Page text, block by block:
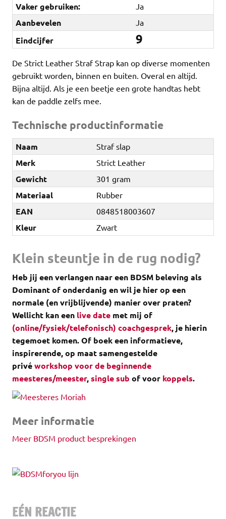
Vaker gebruiken: Ja
Aanbevelen Ja
Eindcijfer 9
De Strict Leather Straf Strap kan op diverse momenten
gebruikt worden, binnen en buiten. Overal en altijd.
Bijna altijd. Als je een beetje een grote handtas hebt
kan de paddle zelfs mee.
Technische productinformatie
Naam Straf slap
Merk Strict Leather
Gewicht 301 gram
Materiaal Rubber
EAN 0848518003607
Kleur Zwart
Klein steuntje in de rug nodig?
Heb jij een verlangen naar een BDSM beleving als
Dominant of onderdanig en wil je hier op een
normale (en vrijblijvende) manier over praten?
Wellicht kan een live date met mij of
(online/fysiek/telefonisch) coachgesprek, je hierin
tegemoet komen.Of boek een informatieve,
inspirerende, op maat samengestelde
privéworkshop voor de beginnende
meesteres/meester,single sub of voor koppels.
Meer informatie
Meer BDSM product besprekingen
EÉN REACTIE